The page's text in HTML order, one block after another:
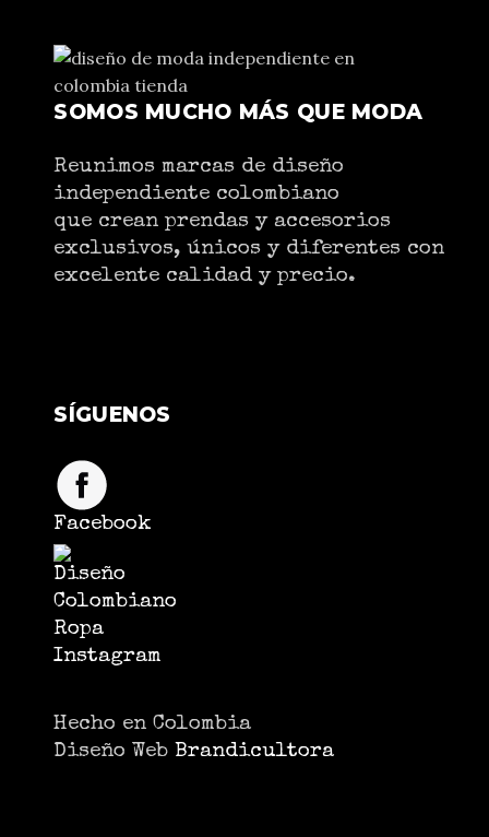
SOMOS MUCHO MÁS QUE MODA
Reunimos marcas de diseño
independiente colombiano
que crean prendas y accesorios
exclusivos, únicos y diferentes con
excelente calidad y precio.
SÍGUENOS
Facebook
Instagram
Hecho en Colombia
Diseño Web Brandicultora